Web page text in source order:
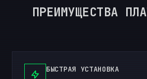
ПРЕИМУЩЕСТВА
БЫСТРАЯ УСТАНОВКА